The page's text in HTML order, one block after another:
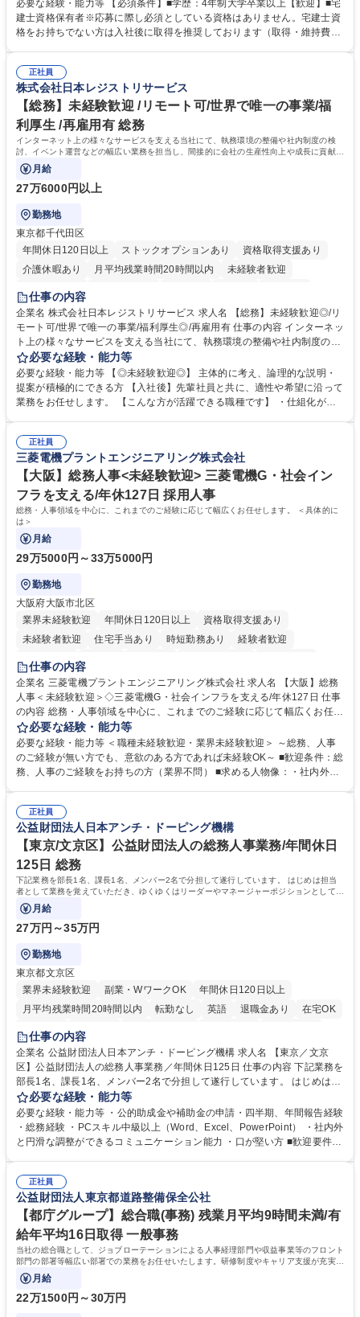
ング、登記簿取得、調書取得・支払業務（各種費用支払、支払管理、請
求・支払データ登録、取引先マスター申請対応）・予算作成及び予実管
の他に担当頂く業務が発生する場合があります。 募集職種 【営業事務】
業務職/三井物産グループ/平均残業時間10H/完全週休2日
必要な経験・能力等 【必須条件】■学歴：4年制大学卒業以上【歓迎】■宅
建士資格保有者※応募に際し必須としている資格はありません。宅建士資
格をお持ちでない方は入社後に取得を推奨しております（取得・維持費用
ション力がある方。 ・チャレンジを厭わず、粘り強く業務に取り組める
方。多様な関係者と謙虚に信頼関係を構築でき、期限を意識したスケジュ
ール管理が出来る方。※将来的に他部署（営業部門、コーポレート部門）
へのジョブローテーションの可能性があります。 学歴・資格 学歴：大学
院 大学 語学力： 資格：宅地建物取引士
正社員
株式会社日本レジストリサービス
【総務】未経験歓迎 /リモート可/世界で唯一の事業/福
利厚生 /再雇用有 総務
インターネット上の様々なサービスを支える当社にて、執務環境の整備や社内制度の検
討、イベント運営などの幅広い業務を担当し、間接的に会社の生産性向上や成長に貢献し
ている部署です。
月給
27万6000円以上
勤務地
東京都千代田区
年間休日120日以上
ストックオプションあり
資格取得支援あり
介護休暇あり
月平均残業時間20時間以内
未経験者歓迎
住宅手当あり
完全週休2日制
交通費支給 駅近5分以内 土日祝休み 服装自由
仕事の内容
企業名 株式会社日本レジストリサービス 求人名 【総務】未経験歓迎◎/リ
モート可/世界で唯一の事業/福利厚生◎/再雇用有 仕事の内容 インターネッ
ト上の様々なサービスを支える当社にて、執務環境の整備や社内制度の検
討、イベント運営などの幅広い業務を担当し、間接的に会社の生産性向上
や成長に貢献している部署です。 会社の全メンバーが安心して長く成果を
発揮できる環境を整えるために、毎日のメンテナンスや維持管理に加え、
新たな施策検討を積極的に行っていただき、会社全体を巻き込み課題解決
幅広い業務の体得が可能で、多様なキャリアパスを描くことも可能です。
募集職種 【総務】未経験歓迎◎/リモート可/世界で唯一の事業/福利厚生◎/
再雇用有
必要な経験・能力等
必要な経験・能力等 【◎未経験歓迎◎】 主体的に考え、論理的な説明・
提案が積極的にできる方 【入社後】先輩社員と共に、適性や希望に沿って
業務をお任せします。 【こんな方が活躍できる職種です】 ・仕組化が好
対処できる・新しいことに興味関心がある 【魅力】■自己啓発支援：資格
取得や通信教育など費用の80%（年間25万円まで）を補助 ■住宅手当：家
賃の50%（月額7万円まで）を補助 学歴・資格 学歴：大学院 大学 語学
力： 資格：
正社員
三菱電機プラントエンジニアリング株式会社
【大阪】総務人事<未経験歓迎> 三菱電機G・社会イン
フラを支える/年休127日 採用人事
総務・人事領域を中心に、これまでのご経験に応じて幅広くお任せします。 ＜具体的に
は＞
月給
29万5000円～33万5000円
勤務地
大阪府大阪市北区
業界未経験歓迎
年間休日120日以上
資格取得支援あり
未経験者歓迎
住宅手当あり 時短勤務あり
経験者歓迎
退職金あり
駅近5分以内
土日祝休み 服装自由 寮・社宅あり 食事補助あり
仕事の内容
企業名 三菱電機プラントエンジニアリング株式会社 求人名 【大阪】総務
人事＜未経験歓迎＞◇三菱電機G・社会インフラを支える/年休127日 仕事
の内容 総務・人事領域を中心に、これまでのご経験に応じて幅広くお任せ
します。 ＜具体的には＞ ・総務/人事労務（給与・社保・勤怠管理など）
・採用・教育研修 ・福利厚生運用 など ※基本的には事務所勤務ですが、
採用や教育等の業務内容により、関西圏以外への日帰り・宿泊を伴う国内
出張もございます。 ※担当業務を持ちつつ、お互いに助け合いながら、総
必要な経験・能力等
必要な経験・能力等 ＜職種未経験歓迎・業界未経験歓迎＞ ～総務、人事
のご経験が無い方でも、意欲のある方であれば未経験OK～ ■歓迎条件：総
務、人事のご経験をお持ちの方（業界不問） ■求める人物像：・社内外の
正社員
公益財団法人日本アンチ・ドーピング機構
【東京/文京区】公益財団法人の総務人事業務/年間休日
125日 総務
下記業務を部長1名、課長1名、メンバー2名で分担して遂行しています。 はじめは担当
者として業務を覚えていただき、ゆくゆくはリーダーやマネージャーポジションとして活
躍いただくことを期待しています。
月給
27万円～35万円
勤務地
東京都文京区
業界未経験歓迎
副業・WワークOK
年間休日120日以上
月平均残業時間20時間以内
転勤なし 英語 退職金あり
在宅OK
賞与あり
育休あり
食事補助あり
仕事の内容
企業名 公益財団法人日本アンチ・ドーピング機構 求人名 【東京／文京
区】公益財団法人の総務人事業務／年間休日125日 仕事の内容 下記業務を
部長1名、課長1名、メンバー2名で分担して遂行しています。 はじめは担
当者として業務を覚えていただき、ゆくゆくはリーダーやマネージャーポ
ジションとして活躍いただくことを期待しています。 【総務・人事グルー
プの業務内容】 ・人事制度関連 ・採用活動 ・教育研修の企画、実行 ・勤
怠管理 ・官公庁への各種提出 ・法定の会議運営（評議員会、理事会） ・
管理 ・福利厚生関連 ・職員からの問合せ、相談対応 ・その他日常の総務
業務全般 募集職種 【東京／文京区】公益財団法人の総務人事業務／年間
休日125日
必要な経験・能力等
必要な経験・能力等 ・公的助成金や補助金の申請・四半期、年間報告経験
・総務経験 ・PCスキル中級以上（Word、Excel、PowerPoint） ・社内外
と円滑な調整ができるコミュニケーション能力 ・口が堅い方 ■歓迎要件
正社員
公益財団法人東京都道路整備保全公社
【都庁グループ】総合職(事務) 残業月平均9時間未満/有
給年平均16日取得 一般事務
当社の総合職として、ジョブローテーションによる人事経理部門や収益事業等のフロント
部門の部署等幅広い部署での業務をお任せいたします。研修制度やキャリア支援が充実し
ております！ ※下記業務詳細
月給
22万1500円～30万円